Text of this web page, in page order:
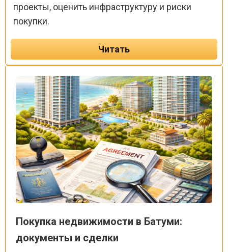
проекты, оценить инфраструктуру и риски
покупки.
Читать
Покупка недвижимости в Батуми:
документы и сделки